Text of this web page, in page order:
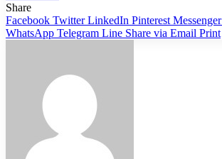
Share
Facebook Twitter LinkedIn Pinterest Messenger
WhatsApp Telegram Line Share via Email Print